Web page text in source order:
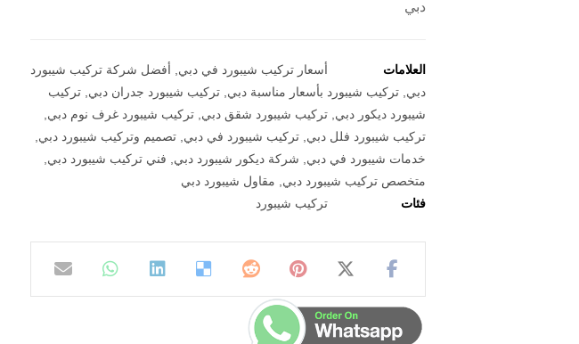
دبي
العلامات أسعار تركيب شيبورد في دبي
أفضل شركة تركيب شيبورد
دبي ,تركيب شيبورد بأسعار مناسبة دبي ,تركيب شيبورد جدران دبي ,تركيب
شيبورد ديكور دبي ,تركيب شيبورد شقق دبي ,تركيب شيبورد غرف نوم دبي
تركيب شيبورد فلل دبي ,تركيب شيبورد في دبي ,تصميم وتركيب شيبورد دبي
خدمات شيبورد في دبي
شركة ديكور شيبورد دبي فني تركيب شيبورد دبي
متخصص تركيب شيبورد دبي
مقاول شيبورد دبي
فئات
تركيب شيبورد